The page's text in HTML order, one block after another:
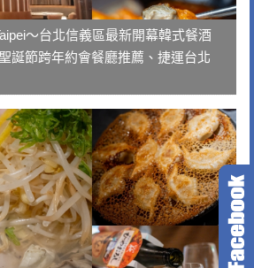
～台北信義區最新開幕韓式餐酒
誕節跨年約會餐廳推薦、捷運台北